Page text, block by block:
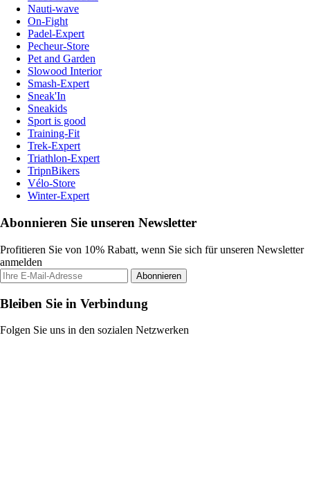
Nauti-wave
On-Fight
Padel-Expert
Pecheur-Store
Pet and Garden
Slowood Interior
Smash-Expert
Sneak'In
Sneakids
Sport is good
Training-Fit
Trek-Expert
Triathlon-Expert
TripnBikers
Vélo-Store
Winter-Expert
Abonnieren Sie unseren Newsletter
Profitieren Sie von 10% Rabatt, wenn Sie sich für unseren Newsletter
anmelden
Abonnieren
Bleiben Sie in Verbindung
Folgen Sie uns in den sozialen Netzwerken